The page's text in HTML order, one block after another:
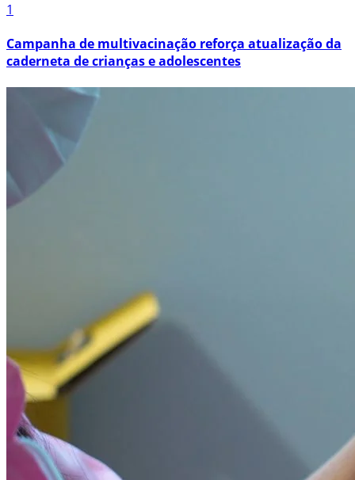
1
Campanha de multivacinação reforça atualização da
caderneta de crianças e adolescentes